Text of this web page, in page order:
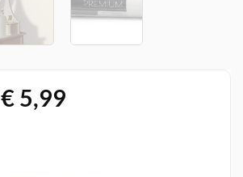
Oorspronkelijke
prijs
€5,99Huidige